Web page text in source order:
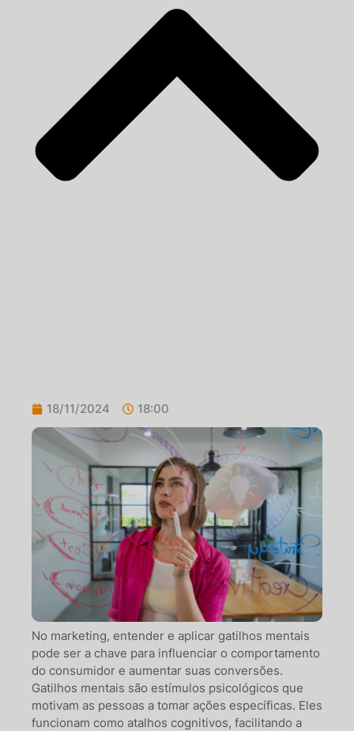
18/11/2024 18:00
No marketing, entender e aplicar gatilhos mentais
pode ser a chave para influenciar o comportamento
do consumidor e aumentar suas conversões.
Gatilhos mentais são estímulos psicológicos que
motivam as pessoas a tomar ações específicas. Eles
funcionam como atalhos cognitivos, facilitando a